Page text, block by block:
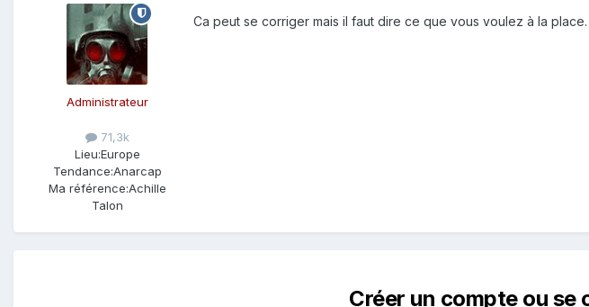
Administrateur
71,3k
Lieu:Europe
Tendance:Anarcap
Ma référence:Achille
Talon
Ca peut se corriger mais il faut dire ce que vous voulez à la place.
Créer un compte ou